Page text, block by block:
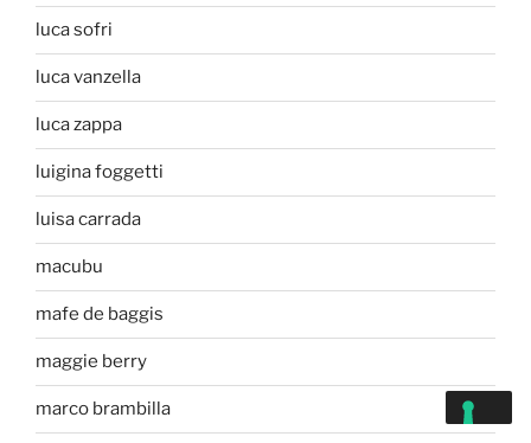
luca sofri
luca vanzella
luca zappa
luigina foggetti
luisa carrada
macubu
mafe de baggis
maggie berry
marco brambilla